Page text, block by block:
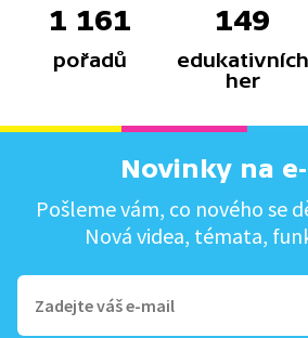
1 161
pořadů
149
edukativních
her
Novinky na
Pošleme vám, co nového se
Nová videa, témata,